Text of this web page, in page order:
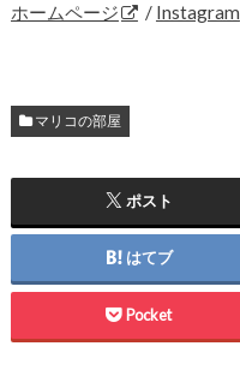
ホームページ
/ Instagram
マリコの部屋
ポスト
はてブ
Pocket